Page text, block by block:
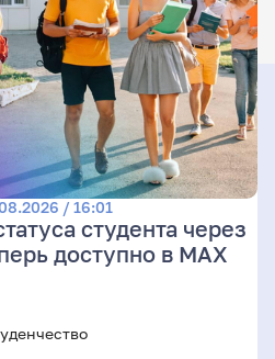
/ 16:01
студента через
доступно в МАХ